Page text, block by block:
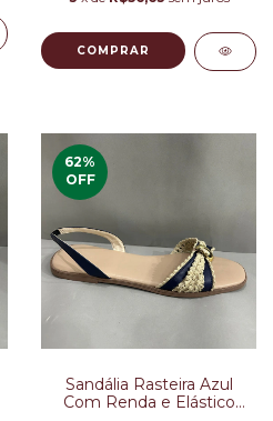
COMPRAR
62%
OFF
Sandália Rasteira Azul
Com Renda e Elástico